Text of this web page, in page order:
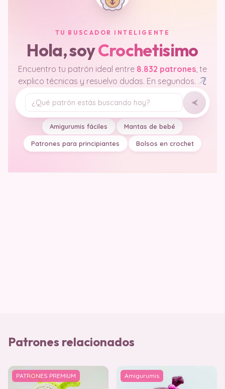
TU BUSCADOR INTELIGENTE
Hola, soyCrochetisimo
Encuentro tu patrón ideal entre 8.832 patrones, te
explico técnicas y resuelvo dudas. En segundos.
Tu pregunta
Amigurumis fáciles Mantas de bebé
Patrones para principiantes Bolsos en crochet
Patrones relacionados
PATRONES PREMIUM Amigurumis